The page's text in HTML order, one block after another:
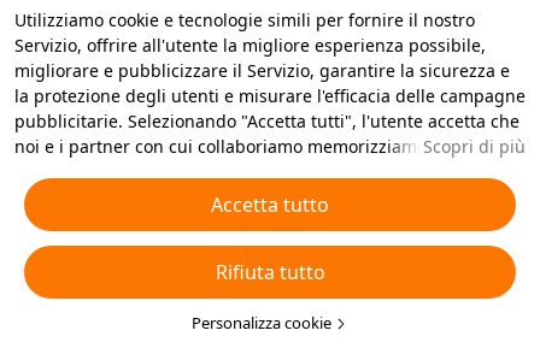
Utilizziamo cookie e tecnologie simili per fornire il nostro
Servizio, offrire all'utente la migliore esperienza possibile,
migliorare e pubblicizzare il Servizio, garantire la sicurezza e
la protezione degli utenti e misurare l'efficacia delle campagne
pubblicitarie. Selezionando "Accetta tutti", l'utente accetta che
noi e i partner con cui collaboriamo memorizziamo cookie e
pubblicitari. L'utente può anche selezionare "Rifiuta tutti" per i
cookie non essenziali, oppure scegliere quali tipi di cookie
accettare o disattivare cliccando su "Personalizza cookie" qui
sotto o in qualsiasi momento nelle impostazioni sulla privacy.
Per ulteriori informazioni, visualizza la nostraInformativa sui
Cookie e sulle Tecnologie Simili.
Scopri di più
Accetta tutto
Rifiuta tutto
Personalizza cookie